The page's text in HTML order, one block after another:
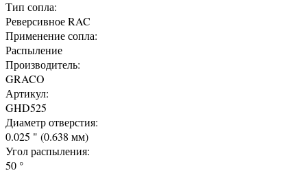
Тип сопла:
Реверсивное RAC
Применение сопла:
Распыление
Производитель:
GRACO
Артикул:
GHD525
Диаметр отверстия:
0.025 " (0.638 мм)
Угол распыления:
50 °